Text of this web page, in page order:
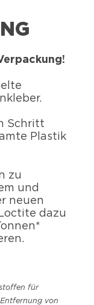
Schritt
Plastik
zu
und
neuen
dazu
für
von